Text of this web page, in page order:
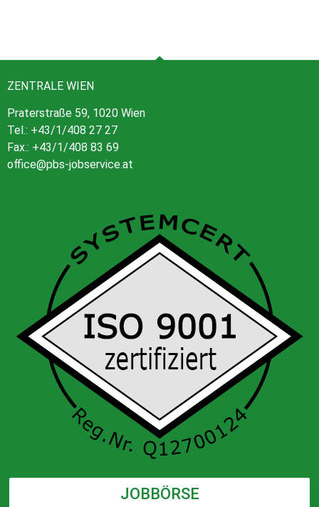
ZENTRALE WIEN
Praterstraße 59, 1020 Wien
Tel.: +43/1/408 27 27
Fax.: +43/1/408 83 69
office@pbs-jobservice.at
JOBBÖRSE